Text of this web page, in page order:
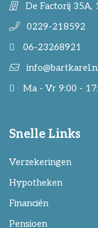
De Factorij 35A,
0229-218592
06-23268921
Ma - Vr 9:00 -
Snelle Links
Verzekeringen
Hypotheken
Financiën
Pensioen